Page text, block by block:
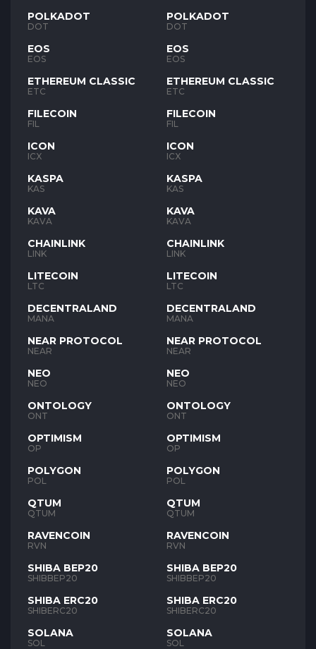
POLKADOT
DOT
EOS
EOS
ETHEREUM CLASSIC
ETC
FILECOIN
FIL
ICON
ICX
KASPA
KAS
KAVA
KAVA
CHAINLINK
LINK
LITECOIN
LTC
DECENTRALAND
MANA
NEAR PROTOCOL
NEAR
NEO
NEO
ONTOLOGY
ONT
OPTIMISM
OP
POLYGON
POL
QTUM
QTUM
RAVENCOIN
RVN
SHIBA BEP20
SHIBBEP20
SHIBA ERC20
SHIBERC20
SOLANA
SOL
POLKADOT
DOT
EOS
EOS
ETHEREUM CLASSIC
ETC
FILECOIN
FIL
ICON
ICX
KASPA
KAS
KAVA
KAVA
CHAINLINK
LINK
LITECOIN
LTC
DECENTRALAND
MANA
NEAR PROTOCOL
NEAR
NEO
NEO
ONTOLOGY
ONT
OPTIMISM
OP
POLYGON
POL
QTUM
QTUM
RAVENCOIN
RVN
SHIBA BEP20
SHIBBEP20
SHIBA ERC20
SHIBERC20
SOLANA
SOL